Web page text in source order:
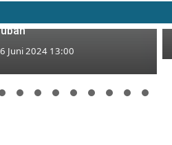
Juni 2024 13:00